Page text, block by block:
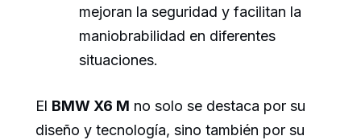
mejoran la seguridad y facilitan la
maniobrabilidad en diferentes
situaciones.
El BMW X6 M no solo se destaca por su
diseño y tecnología, sino también por su